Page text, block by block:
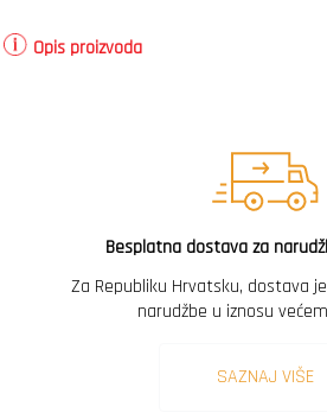
Opis proizvoda
Besplatna dostava za
Za Republiku Hrvatsku, dostava
narudžbe u iznosu
SAZNAJ VIŠE